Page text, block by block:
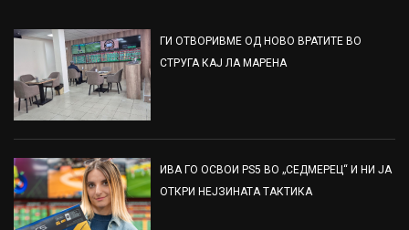
ГИ ОТВОРИВМЕ ОД НОВО ВРАТИТЕ ВО
СТРУГА КАЈ ЛА МАРЕНА
ИВА ГО ОСВОИ PS5 ВО „СЕДМЕРЕЦ“ И НИ ЈА
ОТКРИ НЕЈЗИНАТА ТАКТИКА